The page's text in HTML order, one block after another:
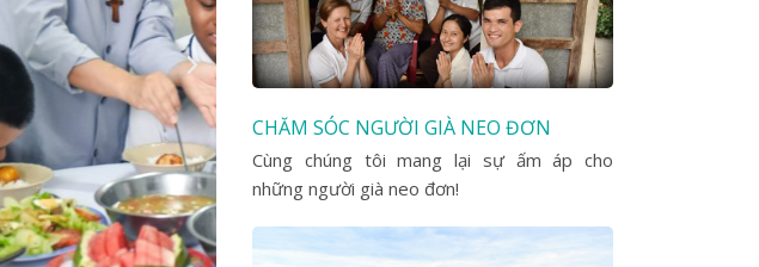
CHĂM SÓC NGƯỜI GIÀ NEO ĐƠN
Cùng chúng tôi mang lại sự ấm áp cho
những người già neo đơn!